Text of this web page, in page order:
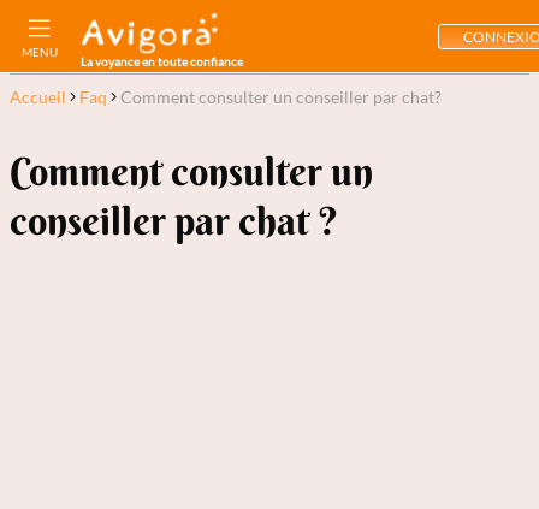
MENU
La voyance en toute confiance
Accueil Faq Comment consulter un conseiller par chat?
Comment consulter un
conseiller par chat ?